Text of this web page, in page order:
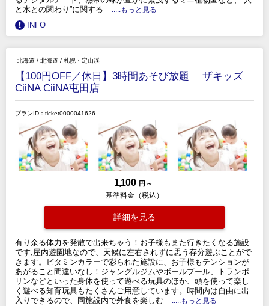
と水との関わり”に関する
.....もっと見る
INFO
北海道 / 北海道 / 札幌・定山渓
【100円OFF／休日】3時間あそび放題 ザキッズ
CiiNA CiiNA屯田店
プランID：ticket0000041626
1,100 円 ～
基準料金（税込）
詳細を見る
有り余る体力を発散で出来ちゃう！お子様もまた行きたくなる施設
です,屋内遊園地なので、天候に左右されずに思う存分遊ぶことがで
きます。ビタミンカラーで彩られた施設に、お子様もテンションが
あがること間違いなし！ジャングルジムやボールプール、トランポ
リンなどといった身体を使って遊べる玩具のほか、頭を使って楽し
く遊べる知育玩具もたくさんご用意しています。時間内は自由に出
入りできるので、同施設内で外食を楽しむ
.....もっと見る